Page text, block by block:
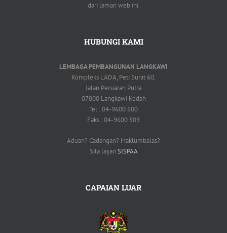
dari laman web ini.
HUBUNGI KAMI
LEMBAGA PEMBANGUNAN LANGKAWI
Kompleks LADA, Peti Surat 60,
Jalan Persiaran Putra
07000 Langkawi Kedah
Tel : 04-9600 600
Faks : 04-9600 509
Aduan? Cadangan? Maklumbalas?
Sila layari SISPAA
CAPAIAN LUAR